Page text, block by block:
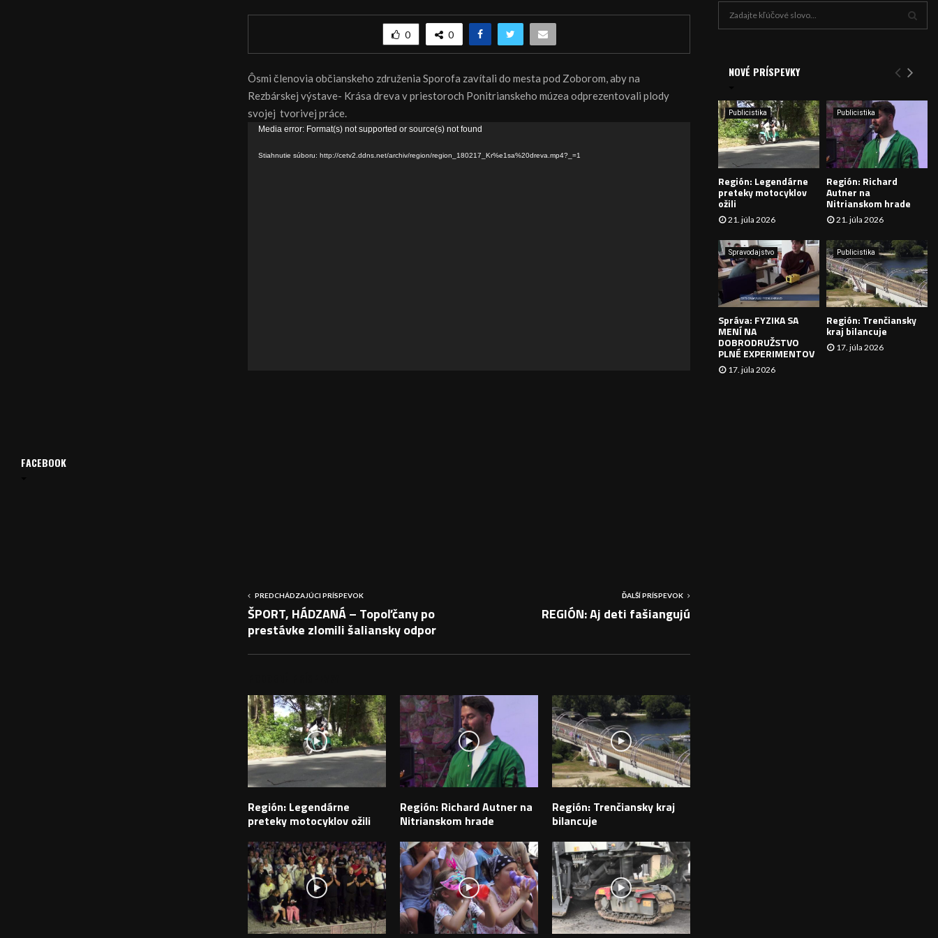
0 0
Ôsmi členovia občianskeho združenia Sporofa zavítali do mesta pod Zoborom, aby na
Rezbárskej výstave- Krása dreva v priestoroch Ponitrianskeho múzea odprezentovali plody
svojej tvorivej práce.
Media error: Format(s) not supported or source(s) not found
Stiahnutie súboru: http://cetv2.ddns.net/archiv/region/region_180217_Kr%e1sa%20dreva.mp4?_=1
PREDCHÁDZAJÚCI PRÍSPEVOK
ŠPORT, HÁDZANÁ – Topoľčany po
prestávke zlomili šaliansky odpor
ĎALŠÍ PRÍSPEVOK
REGIÓN: Aj deti fašiangujú
Región: Legendárne
preteky motocyklov ožili
Región: Richard Autner na
Nitrianskom hrade
Región: Trenčiansky kraj
bilancuje
FACEBOOK
e
:
Y
H
A
Á
V
A
N
I
NOVÉ PRÍSPEVKY
Publicistika
Región: Legendárne
preteky motocyklov
ožili
21. júla 2026
Publicistika
Región: Richard
Autner na
Nitrianskom hrade
21. júla 2026
Spravodajstvo
Správa: FYZIKA SA
MENÍ NA
DOBRODRUŽSTVO
PLNÉ EXPERIMENTOV
17. júla 2026
Publicistika
Región: Trenčiansky
kraj bilancuje
17. júla 2026